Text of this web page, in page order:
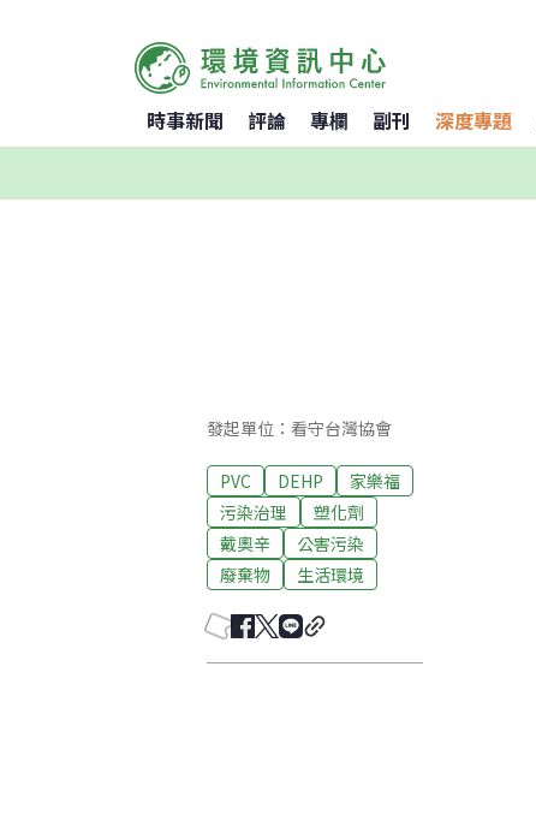
時事新聞 評論 專欄 副刊 深度專題
發起單位：看守台灣協會
PVC DEHP
家樂福
污染治理
塑化劑
戴奧辛
公害污染
廢棄物
生活環境